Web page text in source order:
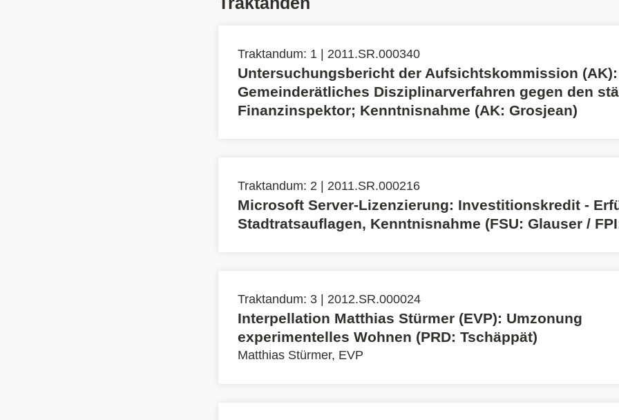
Traktandum: 1 | 2011.SR.000340
Untersuchungsbericht der Aufsichtskommission (AK):
Gemeinderätliches Disziplinarverfahren gegen den
Finanzinspektor; Kenntnisnahme (AK: Grosjean)
Traktandum: 2 | 2011.SR.000216
Microsoft Server-Lizenzierung: Investitionskredit -
Stadtratsauflagen, Kenntnisnahme (FSU: Glauser /
Traktandum: 3 | 2012.SR.000024
Interpellation Matthias Stürmer (EVP): Umzonung
experimentelles Wohnen (PRD: Tschäppät)
Matthias Stürmer, EVP